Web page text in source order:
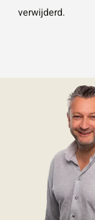
verwijderd.